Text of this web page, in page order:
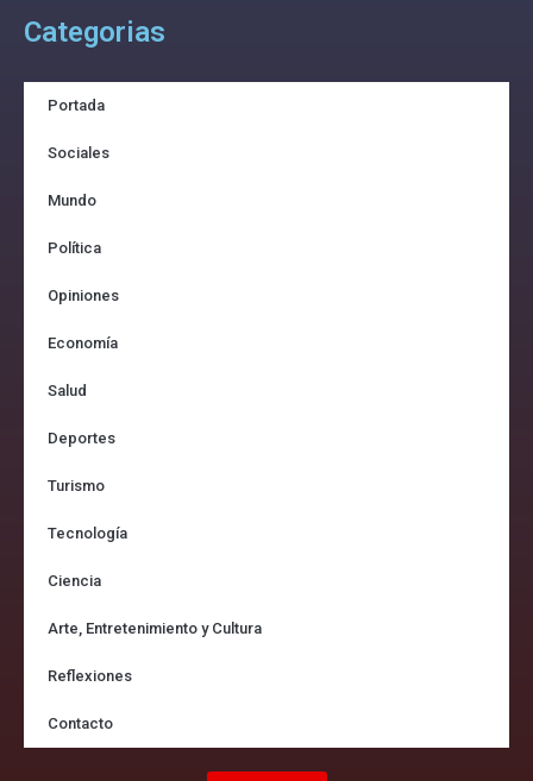
Categorias
Portada
Sociales
Mundo
Política
Opiniones
Economía
Salud
Deportes
Turismo
Tecnología
Ciencia
Arte, Entretenimiento y Cultura
Reflexiones
Contacto